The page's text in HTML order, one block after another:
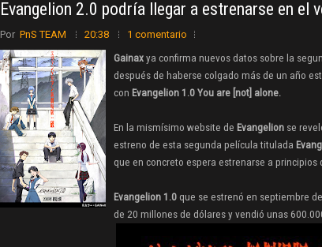
Evangelion 2.0 podría llegar a estrenarse en el
Por PnS TEAM 20:38
1 comentario
Gainax ya confirma nuevos datos sobre la
después de haberse colgado más de un año
con Evangelion 1.0 You are [not] alone.
En la mismísimo website de Evangelion se
estreno de esta segunda película titulada
que en concreto espera estrenarse a principios
Evangelion 1.0 que se estrenó en septiembre
de 20 millones de dólares y vendió unas